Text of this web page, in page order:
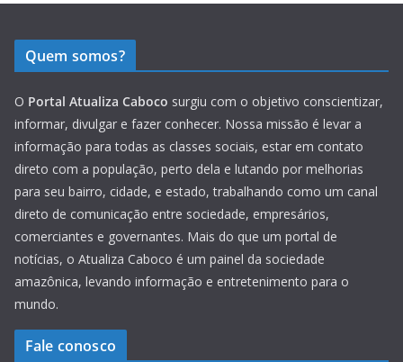
Quem somos?
O Portal Atualiza Caboco surgiu com o objetivo conscientizar,
informar, divulgar e fazer conhecer. Nossa missão é levar a
informação para todas as classes sociais, estar em contato
direto com a população, perto dela e lutando por melhorias
para seu bairro, cidade, e estado, trabalhando como um canal
direto de comunicação entre sociedade, empresários,
comerciantes e governantes. Mais do que um portal de
notícias, o Atualiza Caboco é um painel da sociedade
amazônica, levando informação e entretenimento para o
mundo.
Fale conosco